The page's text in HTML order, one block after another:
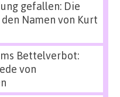
gefallen: Die
Namen von Kurt
Bettelverbot:
von